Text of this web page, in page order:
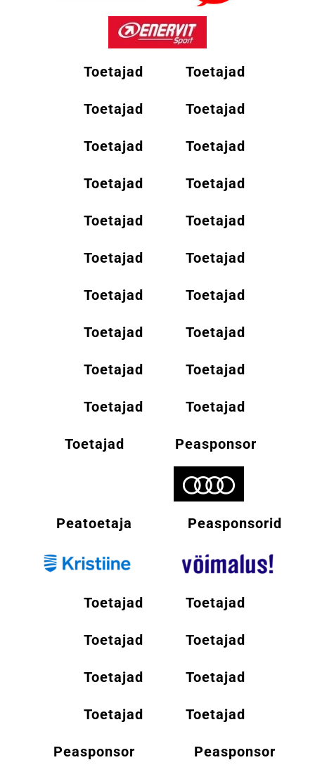
Toetajad Toetajad
Toetajad Toetajad
Toetajad Toetajad
Toetajad Toetajad
Toetajad Toetajad
Toetajad Toetajad
Toetajad Toetajad
Toetajad Toetajad
Toetajad Toetajad
Toetajad Toetajad
Toetajad Peasponsor
Peatoetaja Peasponsorid
Toetajad Toetajad
Toetajad Toetajad
Toetajad Toetajad
Toetajad Toetajad
Peasponsor Peasponsor